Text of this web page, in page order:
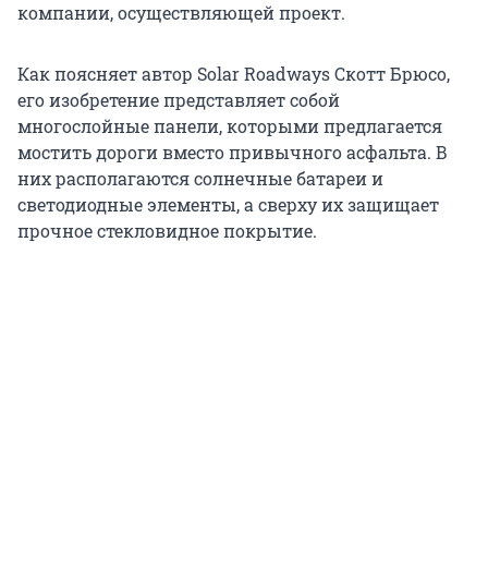
компании, осуществляющей проект.
Как поясняет автор Solar Roadways Скотт Брюсо,
его изобретение представляет собой
многослойные панели, которыми предлагается
мостить дороги вместо привычного асфальта. В
них располагаются солнечные батареи и
светодиодные элементы, а сверху их защищает
прочное стекловидное покрытие.